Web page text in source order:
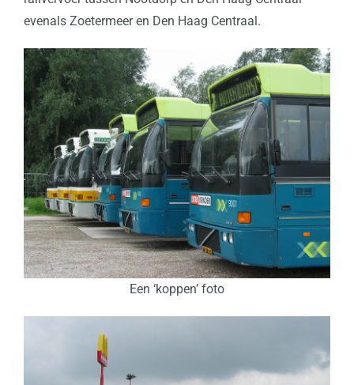
evenals Zoetermeer en Den Haag Centraal.
Een ‘koppen’ foto